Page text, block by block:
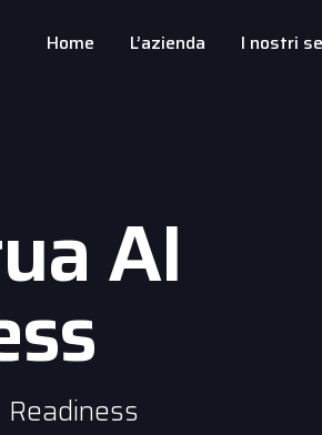
Home L’azienda I nostri
AI